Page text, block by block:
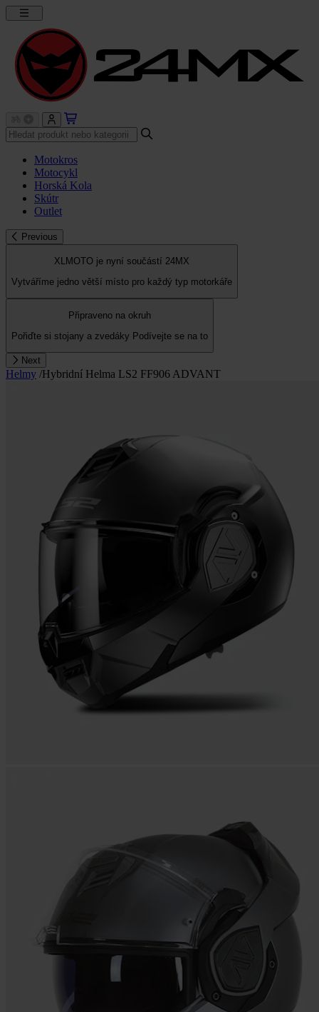
Motokros
Motocykl
Horská Kola
Skútr
Outlet
Previous
XLMOTO je nyní součástí 24MX
Vytváříme jedno větší místo pro každý typ motorkáře
Připraveno na okruh
Pořiďte si stojany a zvedáky Podívejte se na to
Next
Helmy /Hybridní Helma LS2 FF906 ADVANT